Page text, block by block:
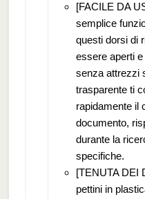
[FACILE DA
semplice
questi dorsi di
essere aperti
senza attrezzi
trasparente ti
rapidamente il
documento,
durante la
specifiche.
[TENUTA DEI
pettini in